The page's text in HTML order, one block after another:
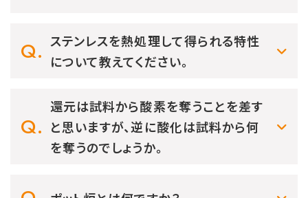
ステンレスを熱処理して得られる特性
について教えてください。
還元は試料から酸素を奪うことを差す
と思いますが、逆に酸化は試料から何
を奪うのでしょうか。